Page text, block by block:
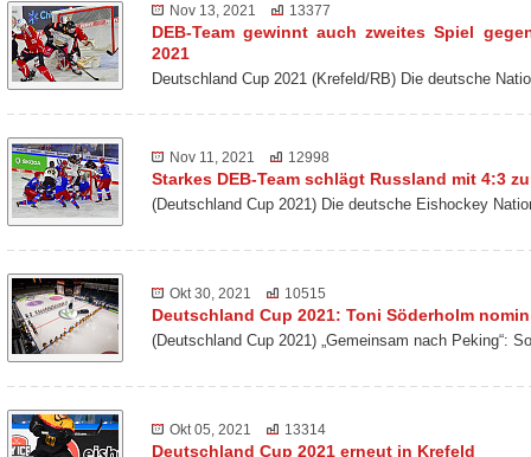
Nov 13, 2021 13377
DEB-Team gewinnt auch zweites Spiel
2021
Deutschland Cup 2021 (Krefeld/RB) Die deutsche
Nov 11, 2021 12998
Starkes DEB-Team schlägt Russland mit 4:3
(Deutschland Cup 2021) Die deutsche Eishockey
Okt 30, 2021 10515
Deutschland Cup 2021: Toni Söderholm
(Deutschland Cup 2021) „Gemeinsam nach Peking“:
Okt 05, 2021 13314
Deutschland Cup 2021 erneut in Krefeld